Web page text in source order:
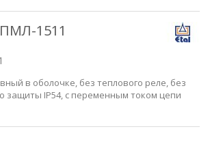
1511
в оболочке, без теплового реле, без
защиты IP54, c переменным током цепи